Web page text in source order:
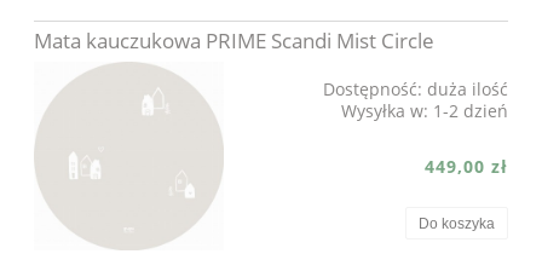
Mata kauczukowa PRIME Scandi Mist Circle
Dostępność: duża ilość
Wysyłka w: 1-2 dzień
449,00 zł
Do koszyka